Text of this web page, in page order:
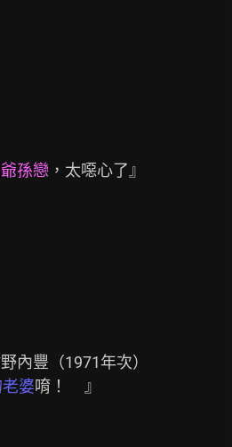
爺孫戀 ，太噁心了』
內豐（1971年次）
婆唷！     』